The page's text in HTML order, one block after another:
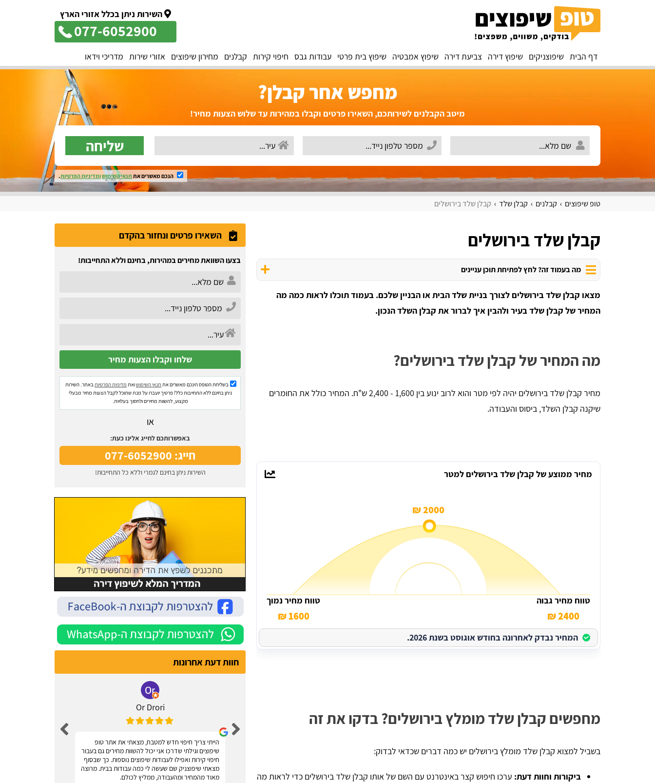
השירות ניתן בכלל אזורי הארץ
077-6052900
דף הבית שיפוצניקים שיפוץ דירה צביעת דירה שיפוץ אמבטיה שיפוץ בית פרטי עבודות גבס חיפוי קירות קבלנים מחירון שיפוצים אזורי שירות מדריכי וידאו
מחפש אחר קבלן?
מיטב הקבלנים לשירותכם, השאירו פרטים וקבלו במהירות עד שלוש הצעות מחיר!
שליחה
הנכם מאשרים את תנאי השימושומדיניות הפרטיות.
טופ שיפוצים קבלנים קבלן שלד קבלן שלד בירושלים
קבלן שלד בירושלים
מה בעמוד זה? לחץ לפתיחת תוכן עניינים
מצאו קבלן שלד בירושלים לצורך בניית שלד הבית או הבניין שלכם. בעמוד תוכלו לראות כמה מה
המחיר של קבלן שלד בעיר ולהבין איך לברור את קבלן השלד הנכון.
מה המחיר של קבלן שלד בירושלים?
מחיר קבלן שלד בירושלים יהיה לפי מטר והוא לרוב ינוע בין 1,600 - 2,400 ש"ח. המחיר כולל את החומרים
שיקנה קבלן השלד, ביסוס והעבודה.
מחיר ממוצע של קבלן שלד בירושלים למטר
2000 ₪
טווח מחיר גבוה
2400 ₪
טווח מחיר נמוך
1600 ₪
המחיר נבדק לאחרונה בחודש אוגוסט בשנת 2026.
מחפשים קבלן שלד מומלץ בירושלים? בדקו את זה
בשביל למצוא קבלן שלד מומלץ בירושלים יש כמה דברים שכדאי לבדוק:
ביקורות וחוות דעת: ערכו חיפוש קצר באינטרנט עם השם של אותו קבלן שלד בירושלים כדי לראות מה
השאירו פרטים ונחזור בהקדם
בצעו השוואת מחירים במהירות, בחינם וללא התחייבות!
בשליחת הטופס הינכם מאשרים את תנאי השימושואת מדיניות הפרטיותבאתר. השירות
ניתן בחינם ללא התחייבות כלל! פרטיך יועברו על מנת שתוכל לקבל הצעות מחיר מבעלי
מקצוע, להשוות מחירים ולחסוך בעלויות.
או
באפשרותכם לחייג אלינו כעת:
חייג: 077-6052900
השירות ניתן בחינם לגמרי וללא כל התחייבות!
חוות דעת אחרונות
Or Drori
הייתי צריך חיפוי חדש למטבח, מצאתי את אתר טופ
שיפוצים וגילתי שדרכו אני יכול להשוות מחירים גם בעבור
חיפוי קירות ואפילו לעבודות שיפוצים נוספות. כך שבסוף
מצאתי שיפוצניק שם שעשה לי כמה עבודות בבית. מרוצה
מאוד מהמחיר ומהעבודה, ממליץ לכולם.
קיבלתי 3 הצעות מחיר מבעלי מקצוע שונים. בחרתי
דקות סופרות. אדיבות ברמה אחרת, הסבירו לי
למצוא את קבלן השיפוצים שאני צריך, תודה -